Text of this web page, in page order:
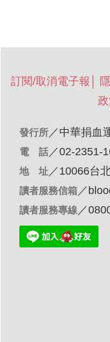
訂閱/取消電子報
發行所／ 中華捐血
電 話／02-2351-
地 址／10066台
讀者服務信箱／
讀者服務專線 ／